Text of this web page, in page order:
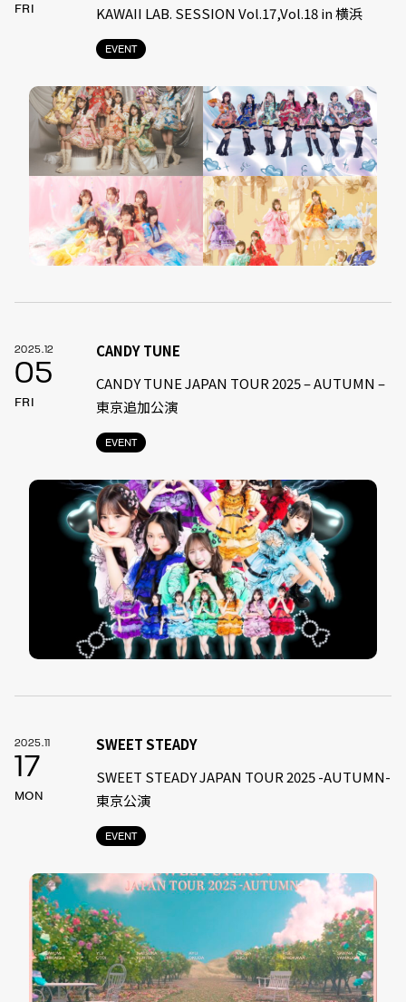
FRI
EVENT
KAWAII LAB. SESSION Vol.17,Vol.18 in 横浜
2025.12
05
FRI
EVENT
CANDY TUNE
CANDY TUNE JAPAN TOUR 2025 – AUTUMN –
東京追加公演
2025.11
17
MON
EVENT
SWEET STEADY
SWEET STEADY JAPAN TOUR 2025 -AUTUMN-
東京公演